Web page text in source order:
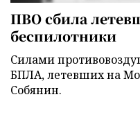
ПВО сбила
беспилотники
Силами
БПЛА, летевших на
Собянин.